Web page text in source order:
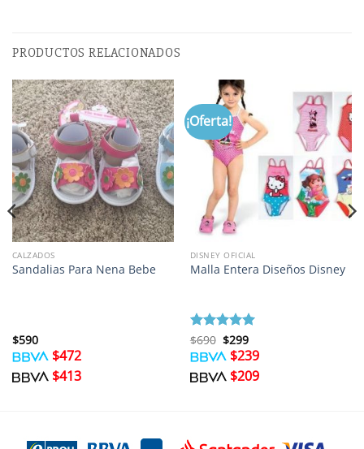
PRODUCTOS RELACIONADOS
CALZADOS
Sandalias Para Nena Bebe
$590
$472
$413
¡Oferta!
DISNEY OFICIAL
Malla Entera Diseños Disney
Valorado
con 5de 5
$690 El
precio
original
era:
$690.
$299El
precio
actual
es:
$299.
$239
$209